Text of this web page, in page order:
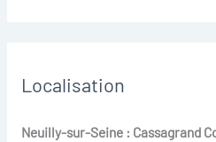
Localisation
Neuilly-sur-Seine : Cassagrand